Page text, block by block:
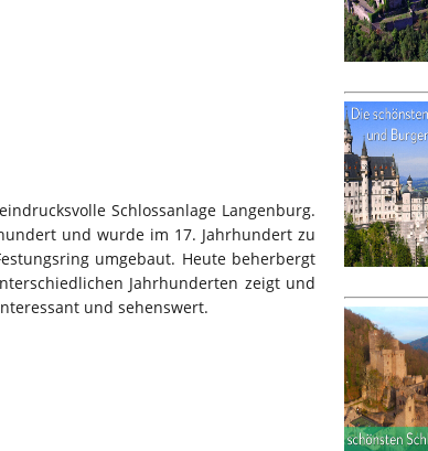
Schlossanlage Langenburg.
und wurde im 17. Jahrhundert zu
umgebaut. Heute beherbergt
Jahrhunderten zeigt und
und sehenswert.